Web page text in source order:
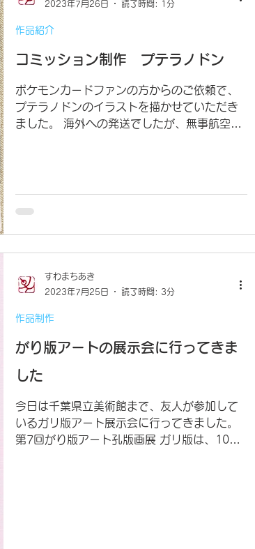
コミッション制作 プテラノドン
ポケモンカードファンの方からのご依頼で、
プテラノドンのイラストを描かせていただき
ました。 海外への発送でしたが、無事航空便
作品紹介
2023年7月26日
読了時間: 1分
がり版アートの展示会に行ってきま
した
今日は千葉県立美術館まで、友人が参加して
いるガリ版アート展示会に行ってきました。
第7回がり版アート孔版画展 ガリ版は、10年
作品制作
すわまちあき
2023年7月25日
読了時間: 3分